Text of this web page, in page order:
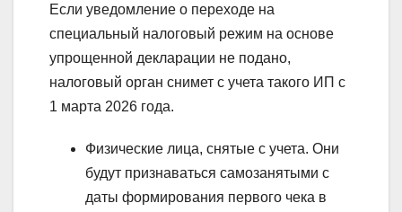
Если уведомление о переходе на
специальный налоговый режим на основе
упрощенной декларации не подано,
налоговый орган снимет с учета такого ИП с
1 марта 2026 года.
Физические лица, снятые с учета. Они
будут признаваться самозанятыми с
даты формирования первого чека в